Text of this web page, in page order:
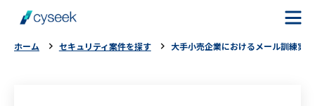
ホーム セキュリティ案件を探す 大手小売企業におけるメール訓練実